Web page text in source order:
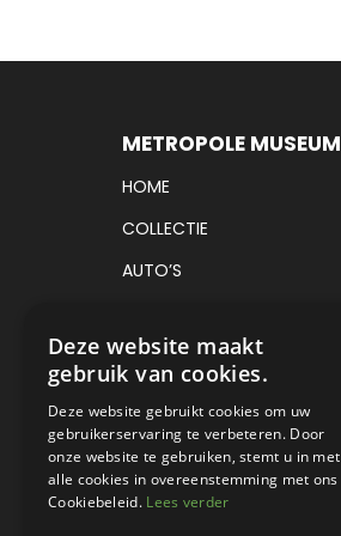
METROPOLE MUSEUM
HOME
COLLECTIE
AUTO’S
TICKETS
EVENEMENTEN
CONTACT
Deze website maakt
gebruik van cookies.
Deze website gebruikt cookies om uw
gebruikerservaring te verbeteren. Door
onze website te gebruiken, stemt u in met
alle cookies in overeenstemming met ons
Cookiebeleid. Lees verder